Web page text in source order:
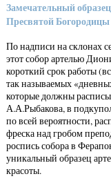
Замечательный
Пресвятой
По надписи на склонах
этот собор артелью
короткий срок работы
так называемых
которые должны
А.А.Рыбакова, в
по всей вероятности,
фреска над гробом
роспись собора в
уникальный образец
красоты.